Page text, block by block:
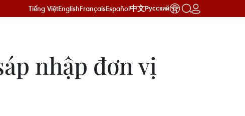
Tiếng ViệtEnglishFrançaisEspañol中文Русский
nhập đơn vị